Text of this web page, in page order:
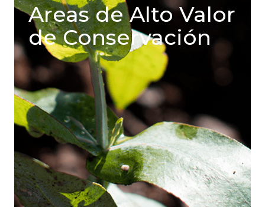
Areas de Alto Valor
de Conservación